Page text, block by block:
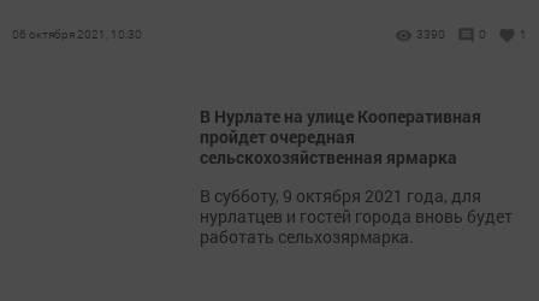
06 октября 2021, 10:30 3390 0 1
В Нурлате на улице Кооперативная
пройдет очередная
сельскохозяйственная ярмарка
В субботу, 9 октября 2021 года, для
нурлатцев и гостей города вновь будет
работать сельхозярмарка.